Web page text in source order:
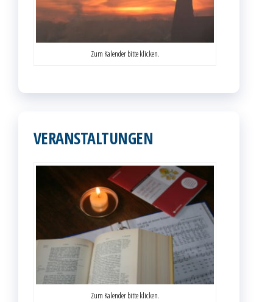
Zum Kalender bitte klicken.
VERANSTALTUNGEN
Zum Kalender bitte klicken.